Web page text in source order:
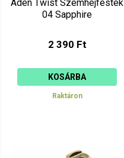
Aden Twist Szemhéjfesték
04 Sapphire
2 390 Ft
KOSÁRBA
Raktáron